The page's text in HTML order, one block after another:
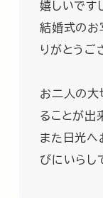
嬉しいです
結婚式のお
りがとうご
お二人の大
ることが出
また日光へ
びにいらし